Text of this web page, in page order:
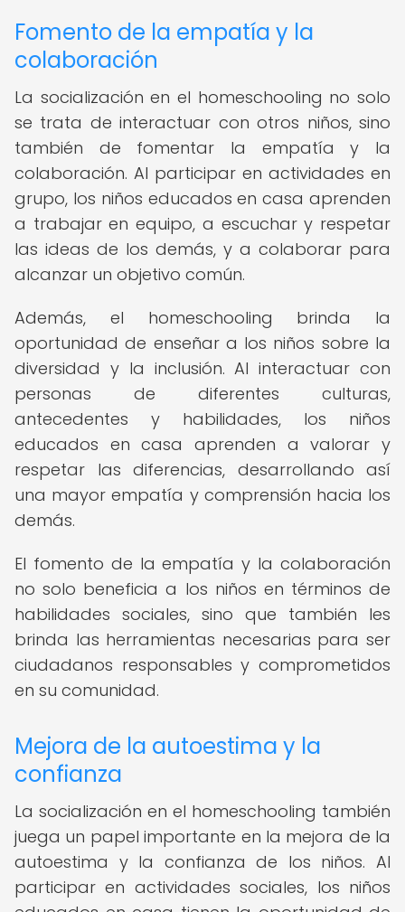
Fomento de la empatía y la
colaboración
La socialización en el homeschooling no solo
se trata de interactuar con otros niños, sino
también de fomentar la empatía y la
colaboración. Al participar en actividades en
grupo, los niños educados en casa aprenden
a trabajar en equipo, a escuchar y respetar
las ideas de los demás, y a colaborar para
alcanzar un objetivo común.
Además, el homeschooling brinda la
oportunidad de enseñar a los niños sobre la
diversidad y la inclusión. Al interactuar con
personas de diferentes culturas,
antecedentes y habilidades, los niños
educados en casa aprenden a valorar y
respetar las diferencias, desarrollando así
una mayor empatía y comprensión hacia los
demás.
El fomento de la empatía y la colaboración
no solo beneficia a los niños en términos de
habilidades sociales, sino que también les
brinda las herramientas necesarias para ser
ciudadanos responsables y comprometidos
en su comunidad.
Mejora de la autoestima y la
confianza
La socialización en el homeschooling también
juega un papel importante en la mejora de la
autoestima y la confianza de los niños. Al
participar en actividades sociales, los niños